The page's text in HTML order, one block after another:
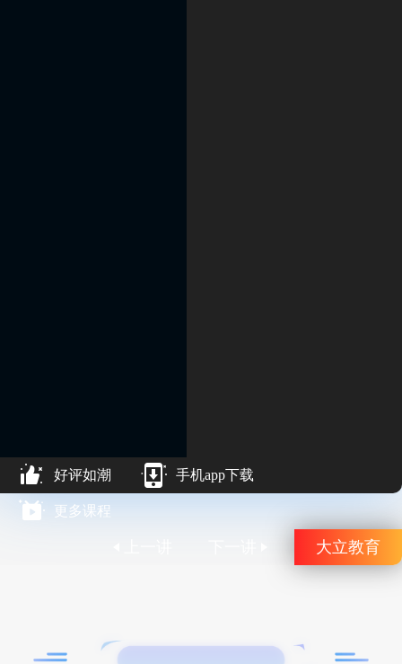
好评如潮 手机app下载
更多课程
大立教育